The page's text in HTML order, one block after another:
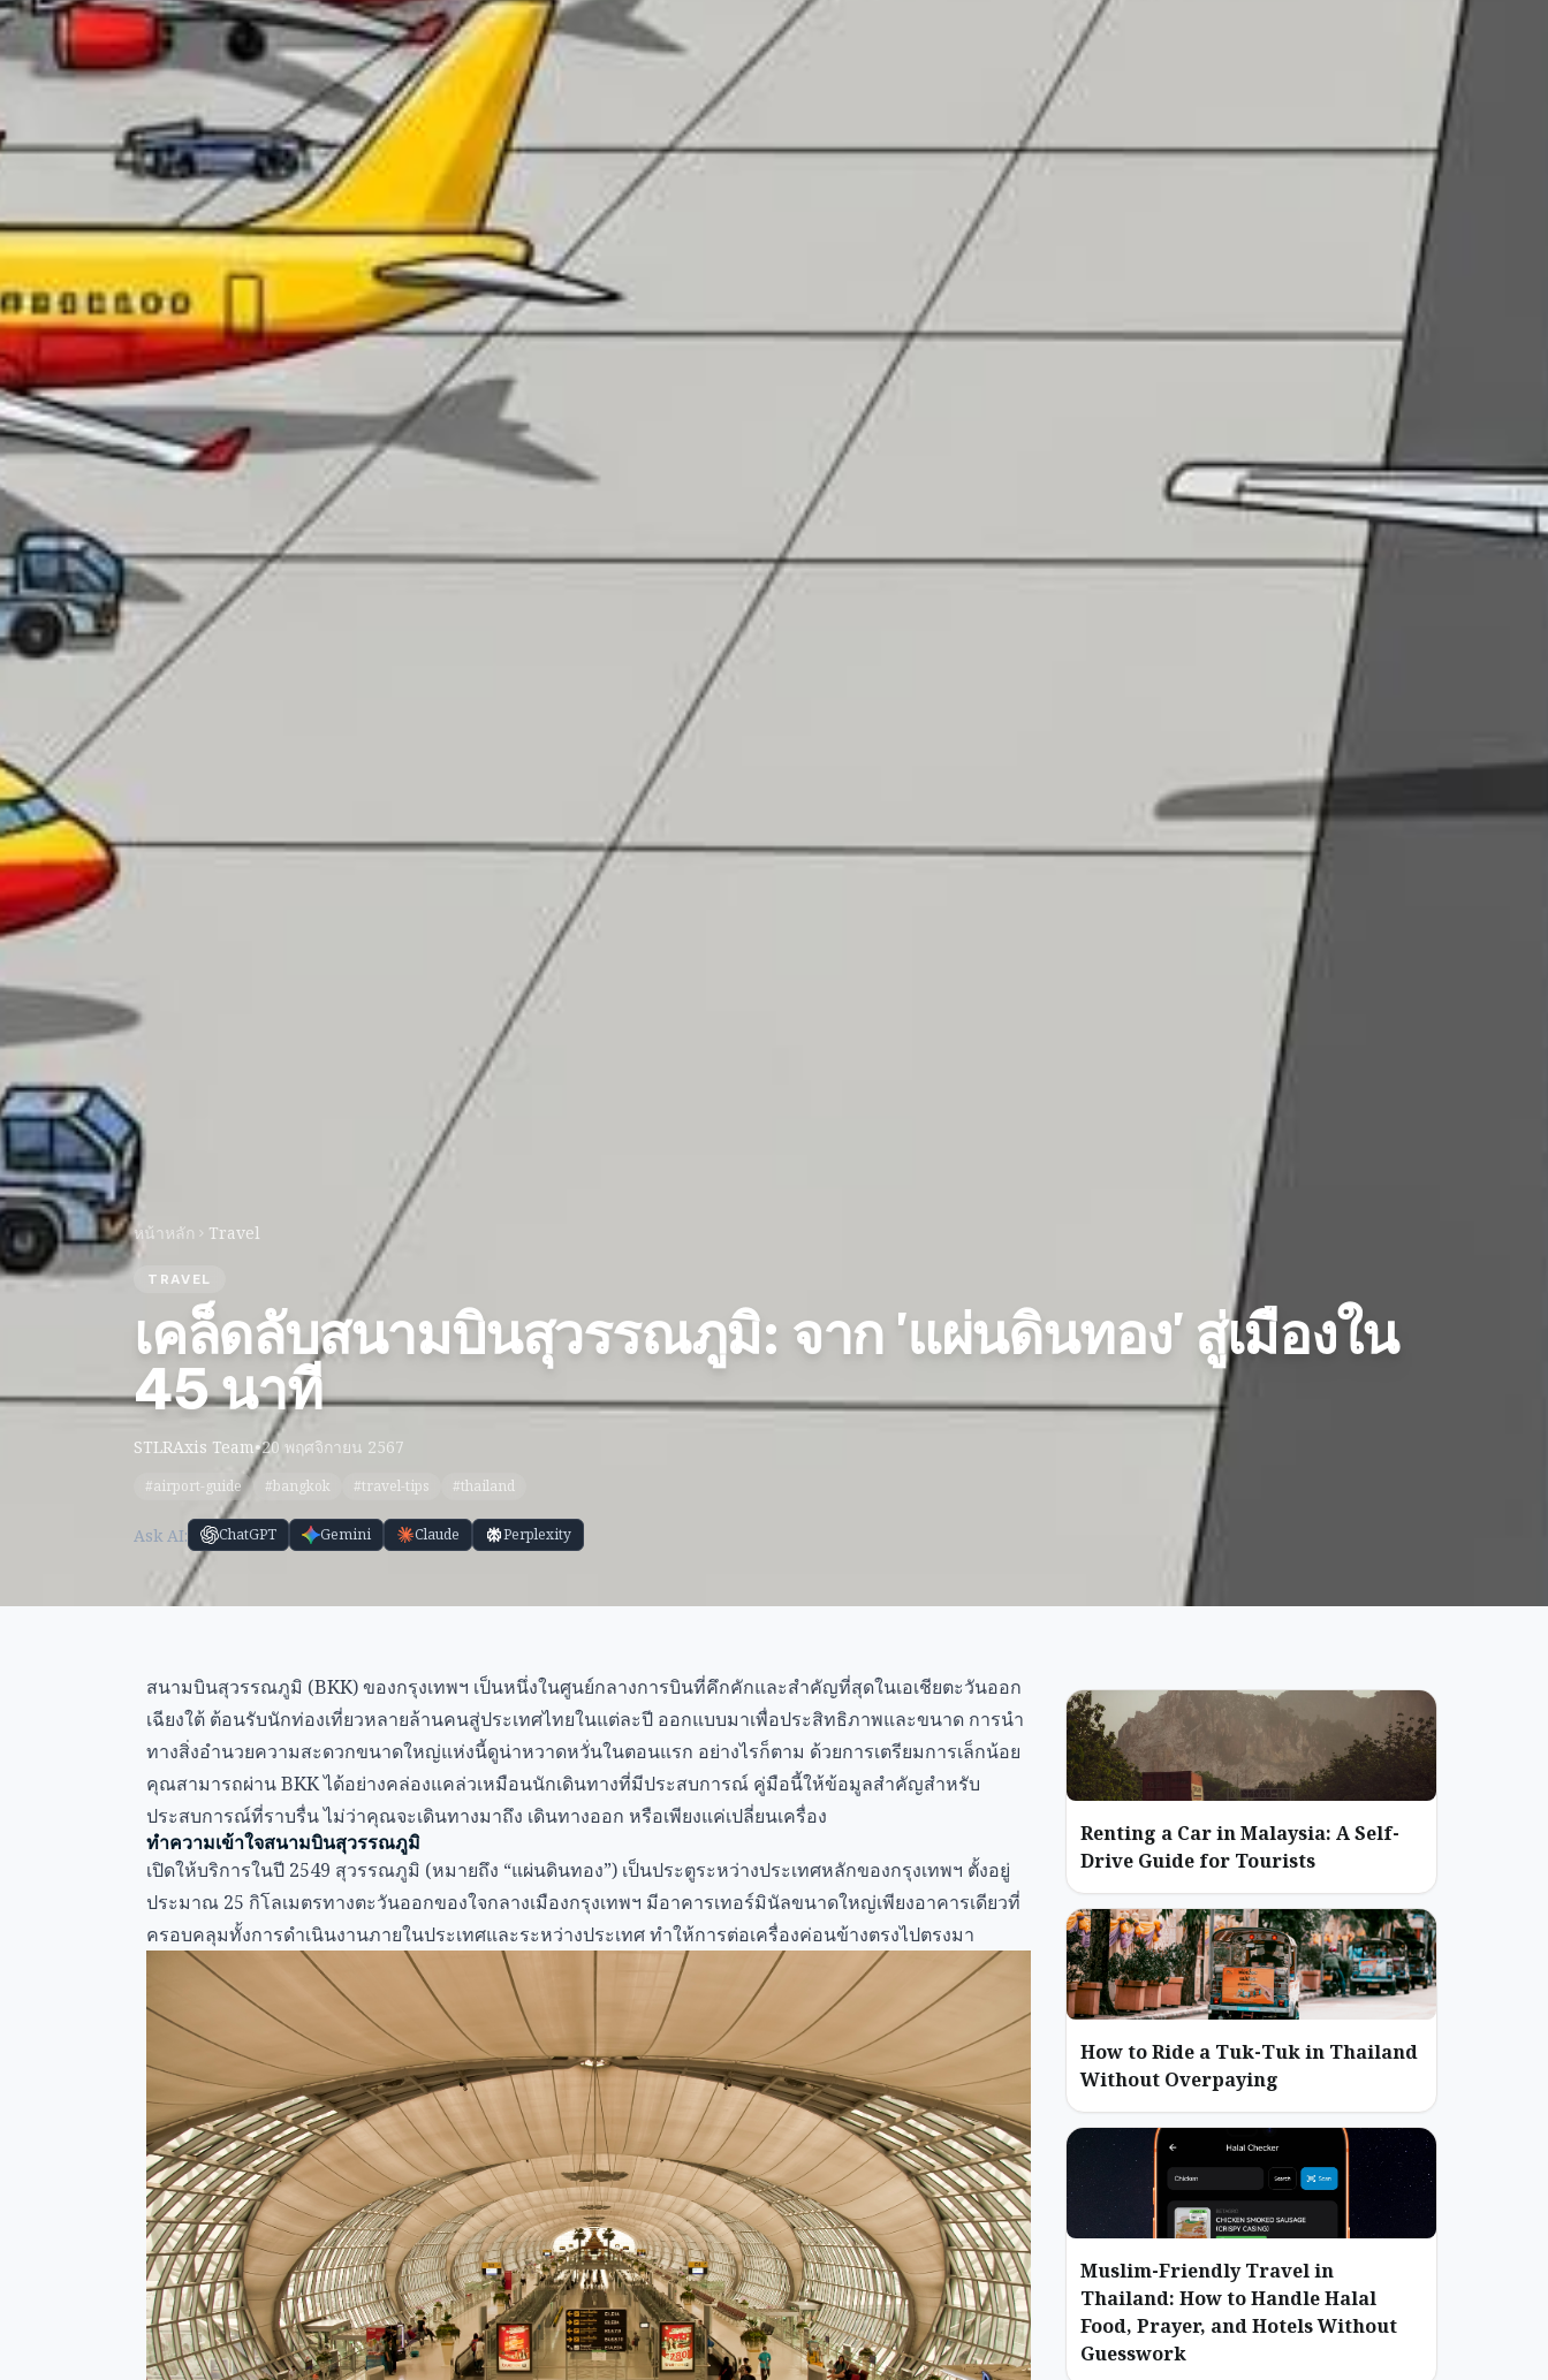
หน้าหลัก Travel
TRAVEL
เคล็ดลับสนามบินสุวรรณภูมิ: จาก 'แผ่นดินทอง' สู่เมืองใน
45 นาที
STLRAxis Team•20 พฤศจิกายน 2567
#airport-guide #bangkok #travel-tips #thailand
Ask AI: ChatGPT Gemini Claude Perplexity
สนามบินสุวรรณภูมิ (BKK) ของกรุงเทพฯ เป็นหนึ่งในศูนย์กลางการบินที่คึกคักและสำคัญที่สุดในเอเชียตะวันออก
เฉียงใต้ ต้อนรับนักท่องเที่ยวหลายล้านคนสู่ประเทศไทยในแต่ละปี ออกแบบมาเพื่อประสิทธิภาพและขนาด การนำ
ทางสิ่งอำนวยความสะดวกขนาดใหญ่แห่งนี้ดูน่าหวาดหวั่นในตอนแรก อย่างไรก็ตาม ด้วยการเตรียมการเล็กน้อย
คุณสามารถผ่าน BKK ได้อย่างคล่องแคล่วเหมือนนักเดินทางที่มีประสบการณ์ คู่มือนี้ให้ข้อมูลสำคัญสำหรับ
ประสบการณ์ที่ราบรื่น ไม่ว่าคุณจะเดินทางมาถึง เดินทางออก หรือเพียงแค่เปลี่ยนเครื่อง
ทำความเข้าใจสนามบินสุวรรณภูมิ
เปิดให้บริการในปี 2549 สุวรรณภูมิ (หมายถึง “แผ่นดินทอง”) เป็นประตูระหว่างประเทศหลักของกรุงเทพฯ ตั้งอยู่
ประมาณ 25 กิโลเมตรทางตะวันออกของใจกลางเมืองกรุงเทพฯ มีอาคารเทอร์มินัลขนาดใหญ่เพียงอาคารเดียวที่
ครอบคลุมทั้งการดำเนินงานภายในประเทศและระหว่างประเทศ ทำให้การต่อเครื่องค่อนข้างตรงไปตรงมา
Renting a Car in Malaysia: A Self-
Drive Guide for Tourists
How to Ride a Tuk-Tuk in Thailand
Without Overpaying
Muslim-Friendly Travel in
Thailand: How to Handle Halal
Food, Prayer, and Hotels Without
Guesswork